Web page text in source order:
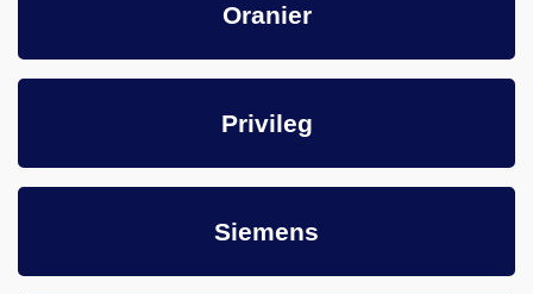
Oranier
Privileg
Siemens